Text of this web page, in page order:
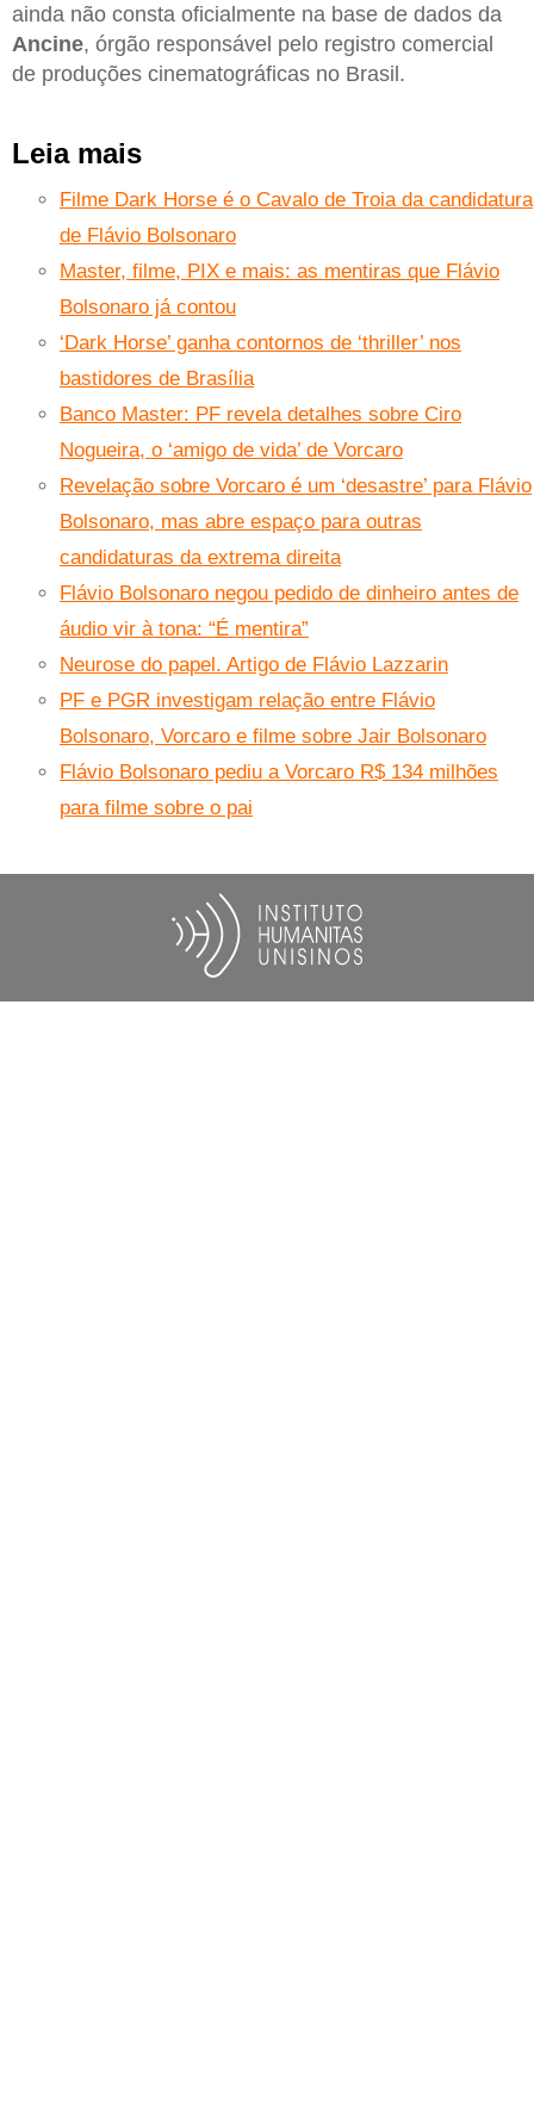
ainda não consta oficialmente na base de dados da
Ancine, órgão responsável pelo registro comercial
de produções cinematográficas no Brasil.
Leia mais
Filme Dark Horse é o Cavalo de Troia da candidatura
de Flávio Bolsonaro
Master, filme, PIX e mais: as mentiras que Flávio
Bolsonaro já contou
‘Dark Horse’ ganha contornos de ‘thriller’ nos
bastidores de Brasília
Banco Master: PF revela detalhes sobre Ciro
Nogueira, o ‘amigo de vida’ de Vorcaro
Revelação sobre Vorcaro é um ‘desastre’ para Flávio
Bolsonaro, mas abre espaço para outras
candidaturas da extrema direita
Flávio Bolsonaro negou pedido de dinheiro antes de
áudio vir à tona: “É mentira”
Neurose do papel. Artigo de Flávio Lazzarin
PF e PGR investigam relação entre Flávio
Bolsonaro, Vorcaro e filme sobre Jair Bolsonaro
Flávio Bolsonaro pediu a Vorcaro R$ 134 milhões
para filme sobre o pai